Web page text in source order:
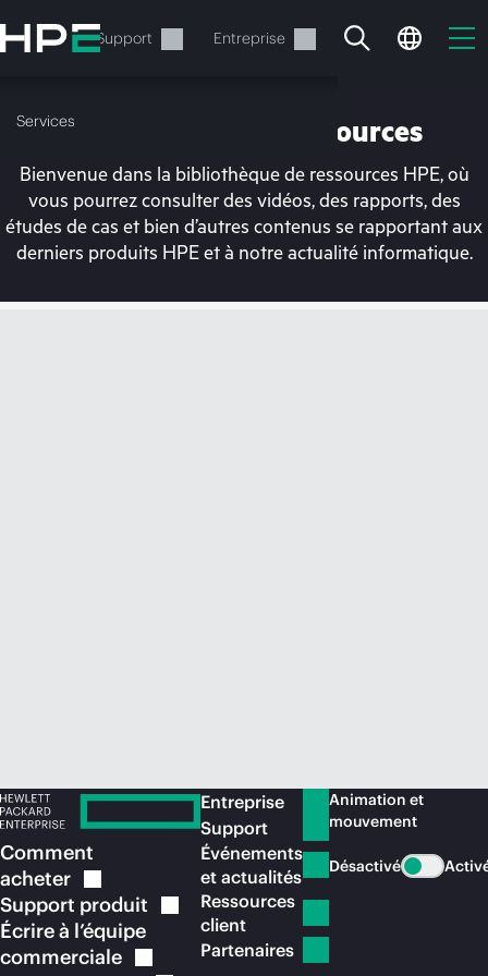
au
contenu
Services Support Entreprise
Services
Votre panier est
Bibliothèque de ressources
Bienvenue dans la bibliothèque de ressources HPE, où
vous pourrez consulter des vidéos, des rapports, des
études de cas et bien d’autres contenus se rapportant aux
derniers produits HPE et à notre actualité informatique.
Comment
acheter
Support produit
Écrire à l’équipe
commerciale
Entreprise
Support
Événements
et actualités
Ressources
client
Partenaires
Animation et
mouvement
Désactivé